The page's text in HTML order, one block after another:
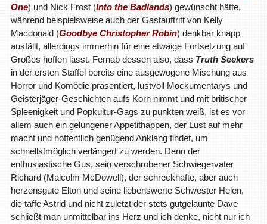
One) und Nick Frost (Into the Badlands) gewünscht hätte,
während beispielsweise auch der Gastauftritt von Kelly
Macdonald (Goodbye Christopher Robin) denkbar knapp
ausfällt, allerdings immerhin für eine etwaige Fortsetzung auf
Großes hoffen lässt. Fernab dessen also, dass Truth Seekers
in der ersten Staffel bereits eine ausgewogene Mischung aus
Horror und Komödie präsentiert, lustvoll Mockumentarys und
Geisterjäger-Geschichten aufs Korn nimmt und mit britischer
Spleenigkeit und Popkultur-Gags zu punkten weiß, ist es vor
allem auch ein gelungener Appetithappen, der Lust auf mehr
macht und hoffentlich genügend Anklang findet, um
schnellstmöglich verlängert zu werden. Denn der
enthusiastische Gus, sein verschrobener Schwiegervater
Richard (Malcolm McDowell), der schreckhafte, aber auch
herzensgute Elton und seine liebenswerte Schwester Helen,
die taffe Astrid und nicht zuletzt der stets gutgelaunte Dave
schließt man unmittelbar ins Herz und ich denke, nicht nur ich